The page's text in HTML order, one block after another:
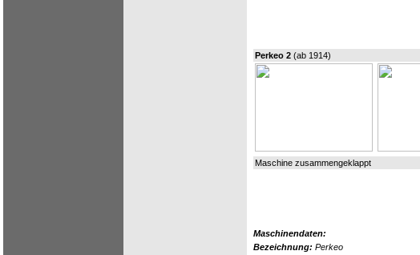
Perkeo 2 (ab 1914)
Maschine zusammengeklappt
Maschinendaten:
Bezeichnung: Perkeo